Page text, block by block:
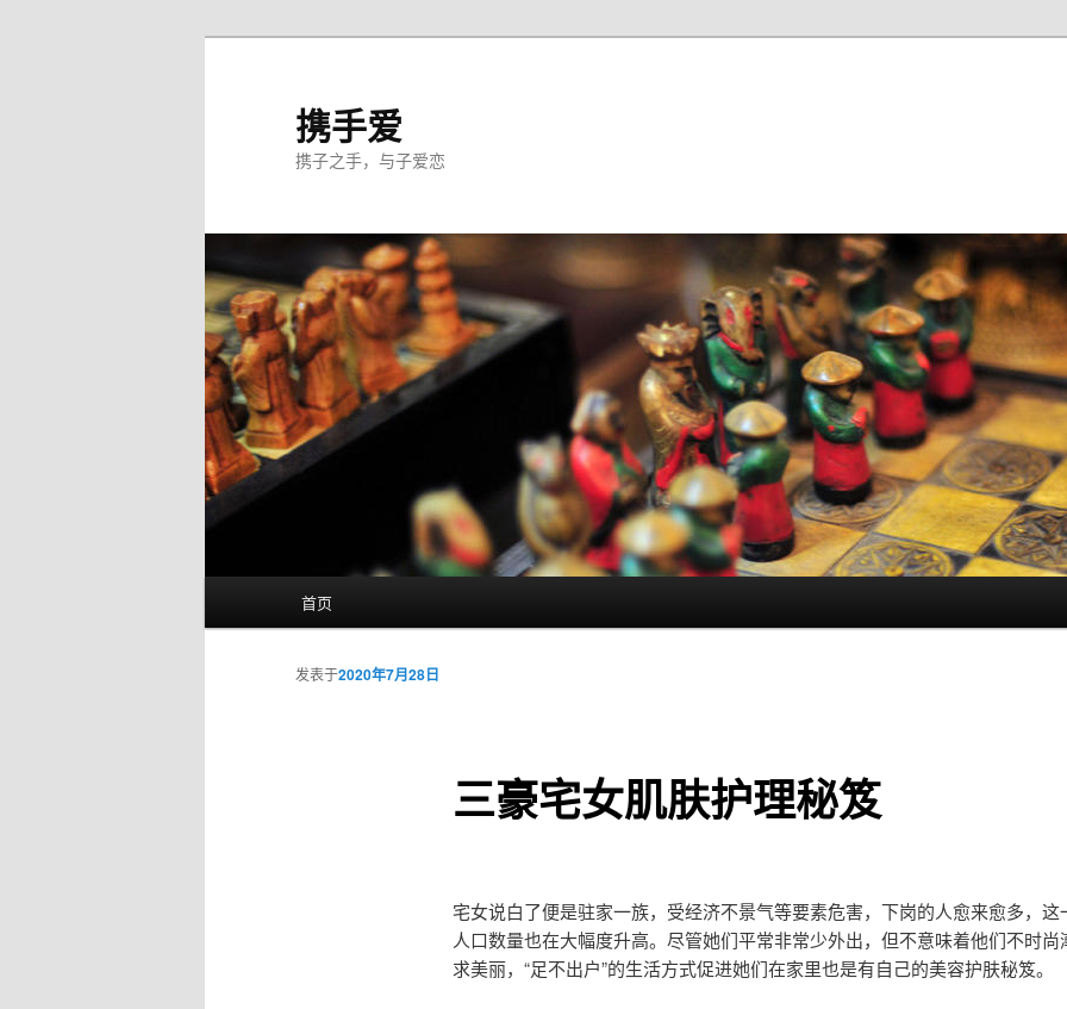
携手爱
携子之手，与子爱恋
首页
三豪宅女肌肤护理秘笈
发表于2020年7月28日
宅女说白了便是驻家一族，受经济不景气等要素危害，下岗的人愈来愈多，这
人口数量也在大幅度升高。尽管她们平常非常少外出，但不意味着他们不时尚
求美丽，“足不出户”的生活方式促进她们在家里也是有自己的美容护肤秘笈。